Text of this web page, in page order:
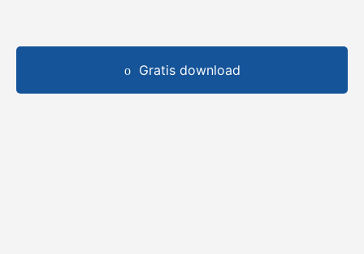
Gratis download